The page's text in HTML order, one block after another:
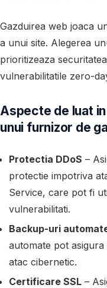
Gazduirea web joaca
a unui site. Alegerea
prioritizeaza
vulnerabilitatile zero-
Aspecte de luat
unui furnizor de
Protectia DDoS –
protectie impotriva
Service, care pot fi
vulnerabilitati.
Backup-uri
automate pot
atac cibernetic.
Certificare SSL –